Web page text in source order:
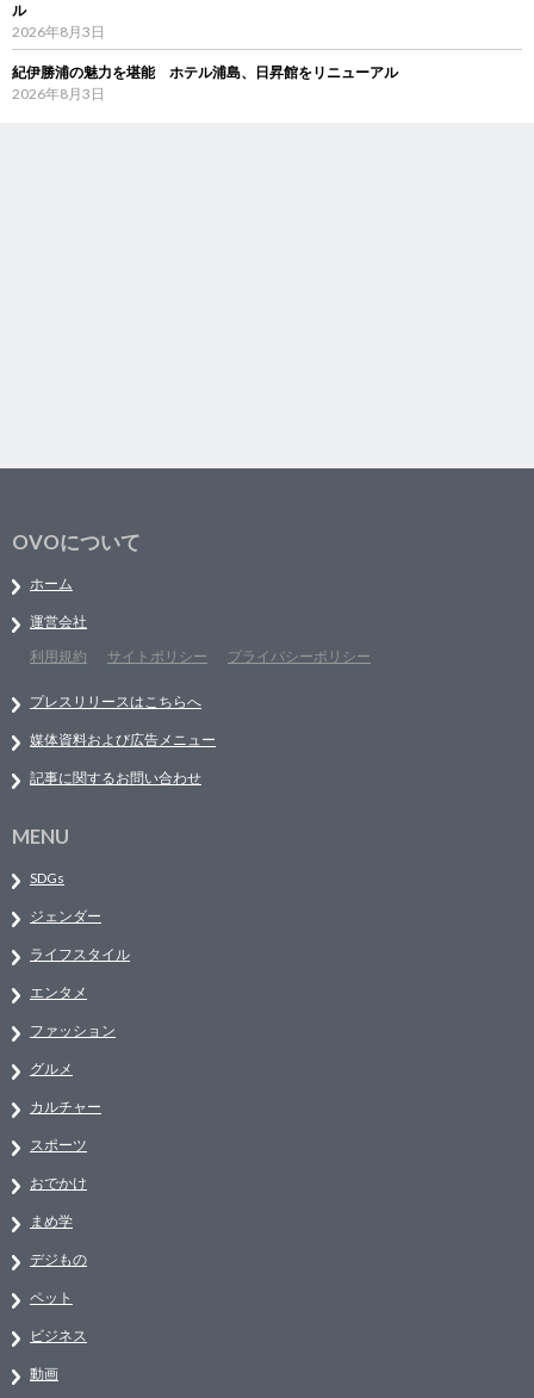
ル
2026年8月3日
紀伊勝浦の魅力を堪能 ホテル浦島、日昇館をリニューアル
2026年8月3日
OVOについて
ホーム
運営会社
利用規約
サイトポリシー プライバシーポリシー
プレスリリースはこちらへ
媒体資料および広告メニュー
記事に関するお問い合わせ
MENU
SDGs
ジェンダー
ライフスタイル
エンタメ
ファッション
グルメ
カルチャー
スポーツ
おでかけ
まめ学
デジもの
ペット
ビジネス
動画